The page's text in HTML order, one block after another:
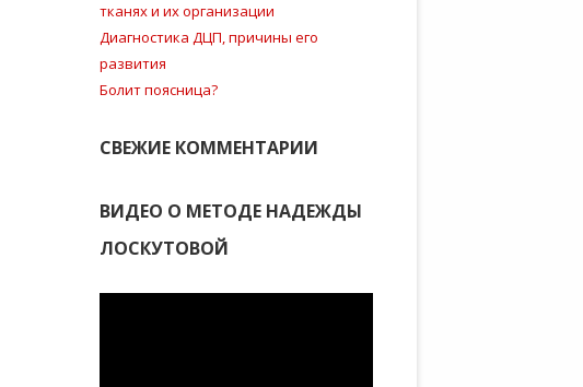
тканях и их организации
Диагностика ДЦП, причины его
развития
Болит поясница?
СВЕЖИЕ КОММЕНТАРИИ
ВИДЕО О МЕТОДЕ НАДЕЖДЫ
ЛОСКУТОВОЙ